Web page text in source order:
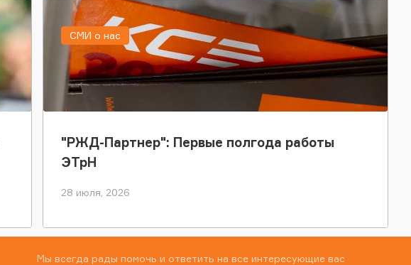
"РЖД-Партнер": Первые полгода работы
ЭТрН
28 июля, 2026
СМИ о нас
Мы всегда рады помочь и ответить на все интересующие вас